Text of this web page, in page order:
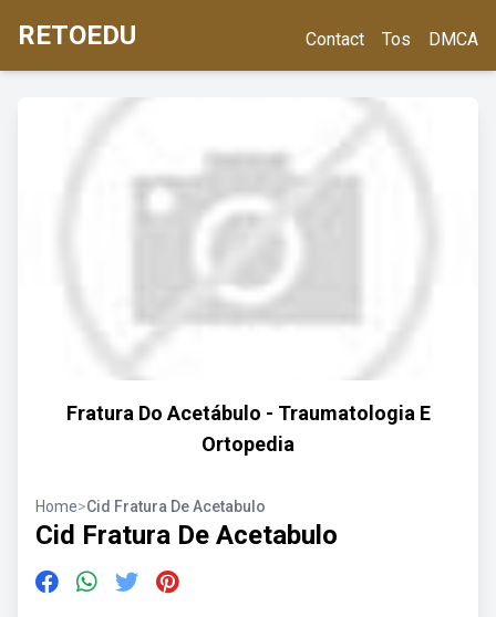
RETOEDU Contact Tos DMCA
Fratura Do Acetábulo - Traumatologia E
Ortopedia
Home>Cid Fratura De Acetabulo
Cid Fratura De Acetabulo